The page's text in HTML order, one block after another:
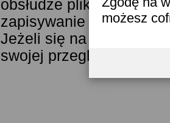
możesz
obsłudze plików
zapisywanie ich w
Jeżeli się na to nie
swojej przeglądarki.